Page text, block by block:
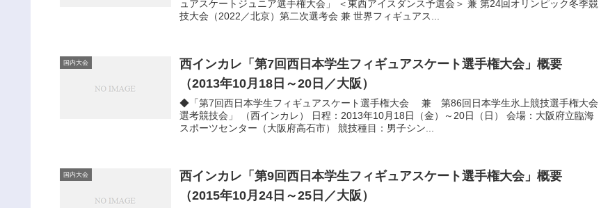
ュアスケートジュニア選手権大会」 ＜東西アイスダンス予選会＞ 兼 第24回オリンピック冬季競
技大会（2022／北京）第二次選考会 兼 世界フィギュアス...
国内大会
西インカレ「第7回西日本学生フィギュアスケート選手権大会」概要
（2013年10月18日～20日／大阪）
◆「第7回西日本学生フィギュアスケート選手権大会 兼 第86回日本学生氷上競技選手権大会
選考競技会」 （西インカレ） 日程：2013年10月18日（金）～20日（日） 会場：大阪府立臨海
スポーツセンター（大阪府高石市） 競技種目：男子シン...
国内大会
西インカレ「第9回西日本学生フィギュアスケート選手権大会」概要
（2015年10月24日～25日／大阪）